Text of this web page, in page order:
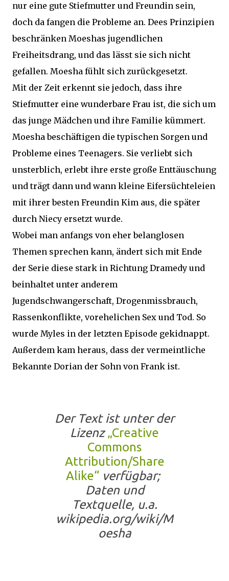
nur eine gute Stiefmutter und Freundin sein,
doch da fangen die Probleme an. Dees Prinzipien
beschränken Moeshas jugendlichen
Freiheitsdrang, und das lässt sie sich nicht
gefallen. Moesha fühlt sich zurückgesetzt.
Mit der Zeit erkennt sie jedoch, dass ihre
Stiefmutter eine wunderbare Frau ist, die sich um
das junge Mädchen und ihre Familie kümmert.
Moesha beschäftigen die typischen Sorgen und
Probleme eines Teenagers. Sie verliebt sich
unsterblich, erlebt ihre erste große Enttäuschung
und trägt dann und wann kleine Eifersüchteleien
mit ihrer besten Freundin Kim aus, die später
durch Niecy ersetzt wurde.
Wobei man anfangs von eher belanglosen
Themen sprechen kann, ändert sich mit Ende
der Serie diese stark in Richtung Dramedy und
beinhaltet unter anderem
Jugendschwangerschaft, Drogenmissbrauch,
Rassenkonflikte, vorehelichen Sex und Tod. So
wurde Myles in der letzten Episode gekidnappt.
Außerdem kam heraus, dass der vermeintliche
Bekannte Dorian der Sohn von Frank ist.
Der Text ist unter der
Lizenz„Creative
Commons
Attribution/Share
Alike“ verfügbar;
Daten und
Textquelle, u.a.
wikipedia.org/wiki/M
oesha